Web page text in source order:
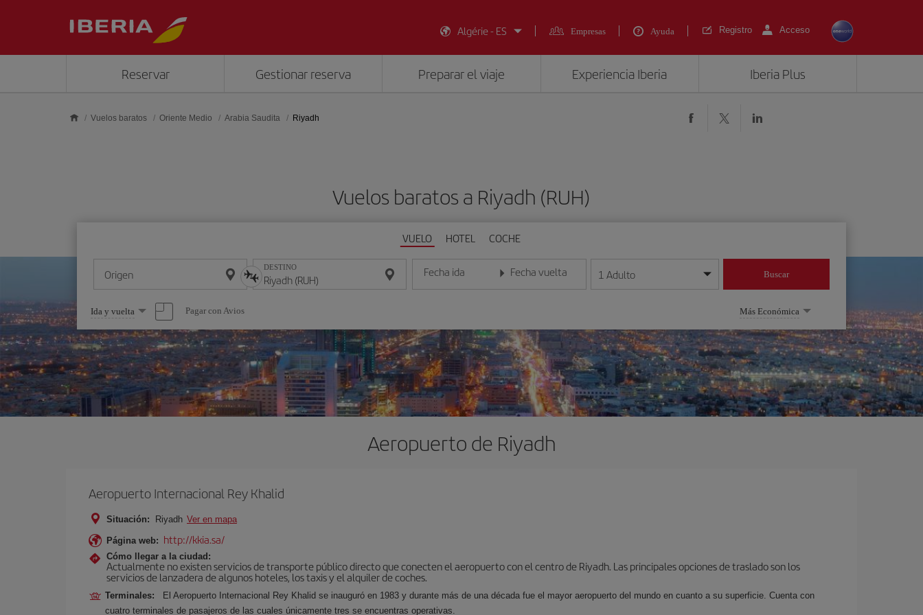
Algérie - ES
Empresas Ayuda Registro Acceso
Reservar Gestionar reserva Preparar el viaje Experiencia Iberia Iberia Plus
Vuelos baratos Oriente Medio Arabia Saudita Riyadh
Vuelos baratos a Riyadh (RUH)
VUELO HOTEL COCHE
Origen DESTINO Fecha ida
Introduce la fecha en formato día/mes/año
Fecha vuelta
Introduce la fecha en formato día/mes/año
1 Adulto Buscar
Seleccione
una
opción
Ida y vuelta Pagar con Avios Más Económica
Aeropuerto de Riyadh
Aeropuerto Internacional Rey Khalid
Situación: Riyadh Ver en mapa
Página web: http://kkia.sa/
Cómo llegar a la ciudad:
Actualmente no existen servicios de transporte público directo que conecten el aeropuerto con el centro de Riyadh. Las principales opciones de traslado son los
servicios de lanzadera de algunos hoteles, los taxis y el alquiler de coches.
Terminales:
El Aeropuerto Internacional Rey Khalid se inauguró en 1983 y durante más de una década fue el mayor aeropuerto del mundo en cuanto a su superficie. Cuenta con
cuatro terminales de pasajeros de las cuales únicamente tres se encuentras operativas.